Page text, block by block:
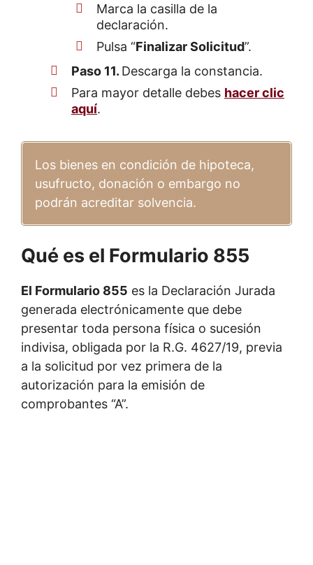
Marca la casilla de la
declaración.
Pulsa “Finalizar Solicitud”.
Paso 11. Descarga la constancia.
Para mayor detalle debes hacer clic
aquí.
Los bienes en condición de hipoteca,
usufructo, donación o embargo no
podrán acreditar solvencia.
Qué es el Formulario 855
El Formulario 855 es la Declaración Jurada
generada electrónicamente que debe
presentar toda persona física o sucesión
indivisa, obligada por la R.G. 4627/19, previa
a la solicitud por vez primera de la
autorización para la emisión de
comprobantes “A”.